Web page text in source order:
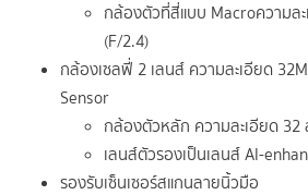
กล้องตัวที่สี่แบบ Macroความล
(F/2.4)
กล้องเซลฟี่ 2 เลนส์ ความละเอียด
Sensor
กล้องตัวหลัก ความละเอียด 32
เลนส์ตัวรองเป็นเลนส์ AI-
รองรับเซ็นเซอร์สแกนลายนิ้วมือ